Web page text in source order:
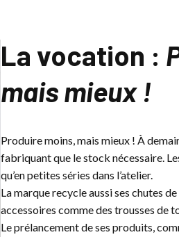
La vocation :
mais mieux !
Produire moins, mais mieux ! À
fabriquant que le stock nécessaire.
qu’en petites séries dans l’atelier.
La marque recycle aussi ses chutes
accessoires comme des trousses de
Le prélancement de ses produits,